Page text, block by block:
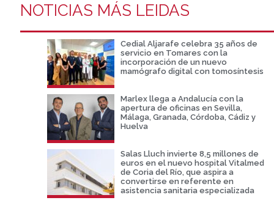
NOTICIAS MÁS LEIDAS
Cedial Aljarafe celebra 35 años de
servicio en Tomares con la
incorporación de un nuevo
mamógrafo digital con tomosíntesis
Marlex llega a Andalucía con la
apertura de oficinas en Sevilla,
Málaga, Granada, Córdoba, Cádiz y
Huelva
Salas Lluch invierte 8,5 millones de
euros en el nuevo hospital Vitalmed
de Coria del Río, que aspira a
convertirse en referente en
asistencia sanitaria especializada